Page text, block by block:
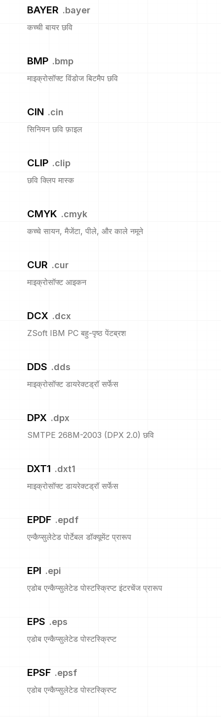
BAYER .bayer
कच्ची बायर छवि
BMP .bmp
माइक्रोसॉफ्ट विंडोज बिटमैप छवि
CIN .cin
सिनियन छवि फ़ाइल
CLIP .clip
छवि क्लिप मास्क
CMYK .cmyk
कच्चे सायन, मैजेंटा, पीले, और काले नमूने
CUR .cur
माइक्रोसॉफ्ट आइकन
DCX .dcx
ZSoft IBM PC बहु-पृष्ठ पेंटब्रश
DDS .dds
माइक्रोसॉफ्ट डायरेक्टड्रॉ सर्फेस
DPX .dpx
SMTPE 268M-2003 (DPX 2.0) छवि
DXT1 .dxt1
माइक्रोसॉफ्ट डायरेक्टड्रॉ सर्फेस
EPDF .epdf
एन्कैप्सुलेटेड पोर्टेबल डॉक्यूमेंट प्रारूप
EPI .epi
एडोब एन्कैप्सुलेटेड पोस्टस्क्रिप्ट इंटरचेंज प्रारूप
EPS .eps
एडोब एन्कैप्सुलेटेड पोस्टस्क्रिप्ट
EPSF .epsf
एडोब एन्कैप्सुलेटेड पोस्टस्क्रिप्ट